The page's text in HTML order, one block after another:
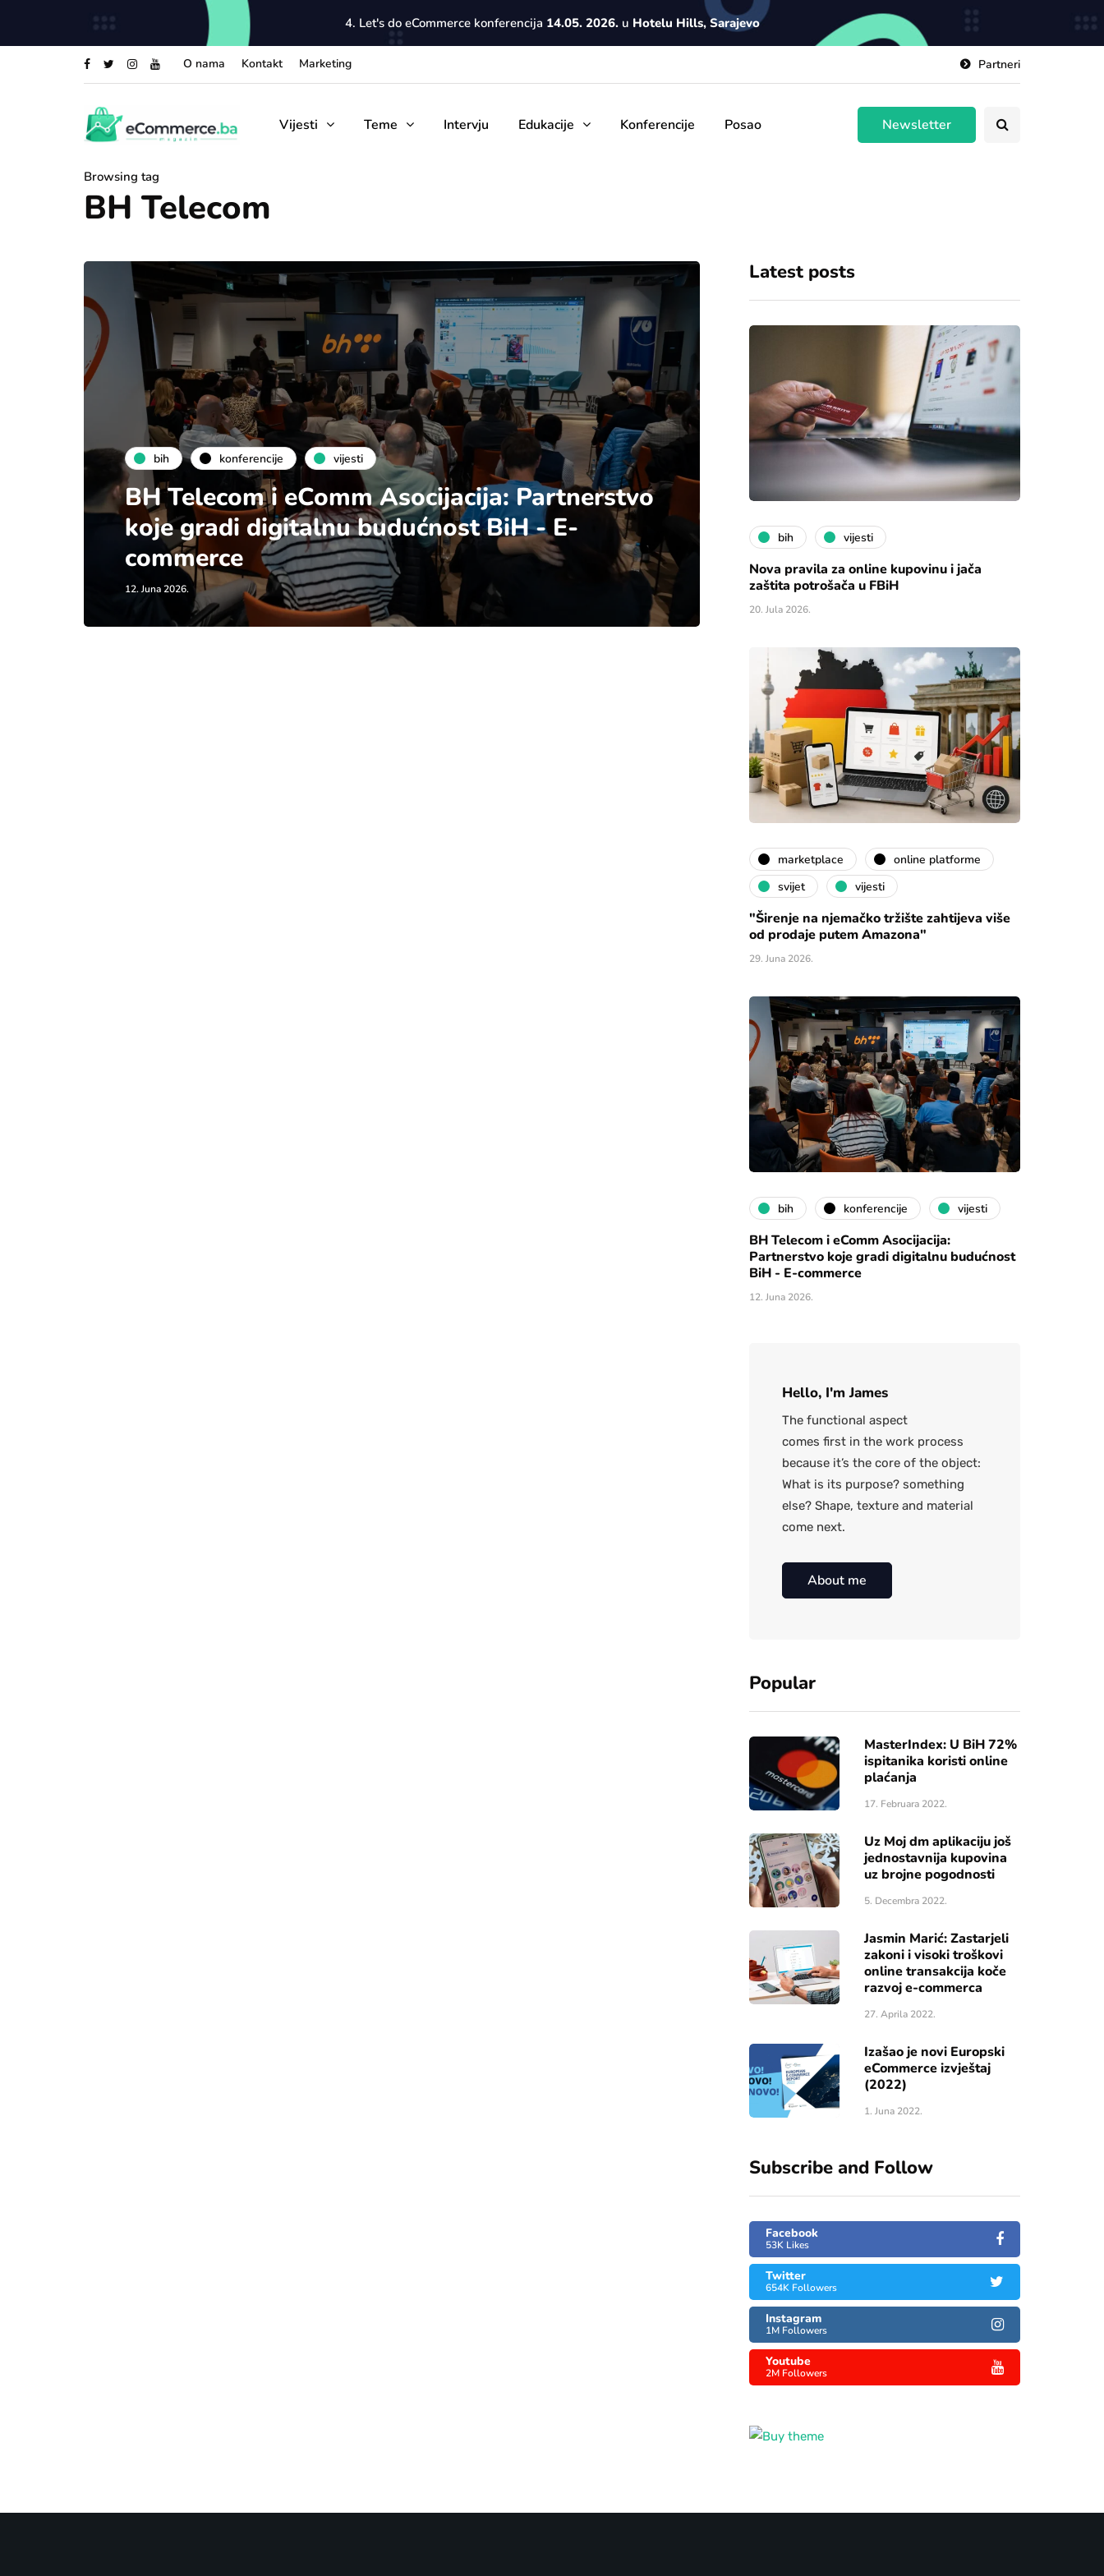
4. Let's do eCommerce konferencija 14.05. 2026.u Hotelu Hills, Sarajevo
O nama Kontakt Marketing Partneri
Vijesti Teme Intervju Edukacije Konferencije Posao Newsletter
Browsing tag
BH Telecom
bih konferencije vijesti
BH Telecom i eComm Asocijacija: Partnerstvo
koje gradi digitalnu budućnost BiH - E-
commerce
12. Juna 2026.
Latest posts
bih vijesti
Nova pravila za online kupovinu i jača
zaštita potrošača u FBiH
20. Jula 2026.
marketplace
online platforme
svijet
vijesti
"Širenje na njemačko tržište zahtijeva više
od prodaje putem Amazona"
29. Juna 2026.
bih konferencije vijesti
BH Telecom i eComm Asocijacija:
Partnerstvo koje gradi digitalnu budućnost
BiH - E-commerce
12. Juna 2026.
Hello, I'm James
The functional aspect
comes first in the work process
because it’s the core of the object:
What is its purpose? something
else? Shape, texture and material
come next.
About me
Popular
MasterIndex: U BiH 72%
ispitanika koristi online
plaćanja
17. Februara 2022.
Uz Moj dm aplikaciju još
jednostavnija kupovina
uz brojne pogodnosti
5. Decembra 2022.
Jasmin Marić: Zastarjeli
zakoni i visoki troškovi
online transakcija koče
razvoj e-commerca
27. Aprila 2022.
Izašao je novi Europski
eCommerce izvještaj
(2022)
1. Juna 2022.
Subscribe and Follow
Facebook
53K Likes
Twitter
654K Followers
Instagram
1M Followers
Youtube
2M Followers